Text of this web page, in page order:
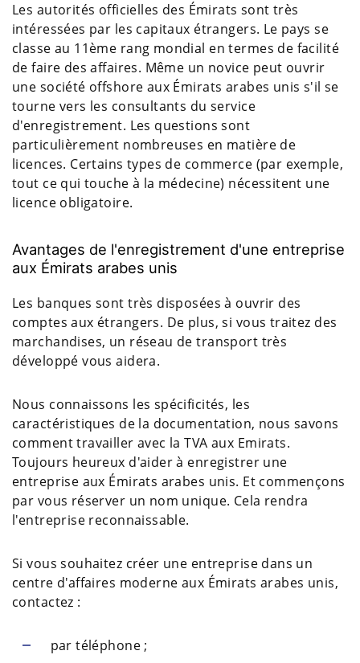
Les autorités officielles des Émirats sont très
intéressées par les capitaux étrangers. Le pays se
classe au 11ème rang mondial en termes de facilité
de faire des affaires. Même un novice peut ouvrir
une société offshore aux Émirats arabes unis s'il se
tourne vers les consultants du service
d'enregistrement. Les questions sont
particulièrement nombreuses en matière de
licences. Certains types de commerce (par exemple,
tout ce qui touche à la médecine) nécessitent une
licence obligatoire.
Avantages de l'enregistrement d'une entreprise
aux Émirats arabes unis
Les banques sont très disposées à ouvrir des
comptes aux étrangers. De plus, si vous traitez des
marchandises, un réseau de transport très
développé vous aidera.
Nous connaissons les spécificités, les
caractéristiques de la documentation, nous savons
comment travailler avec la TVA aux Emirats.
Toujours heureux d'aider à enregistrer une
entreprise aux Émirats arabes unis. Et commençons
par vous réserver un nom unique. Cela rendra
l'entreprise reconnaissable.
Si vous souhaitez créer une entreprise dans un
centre d'affaires moderne aux Émirats arabes unis,
contactez :
par téléphone ;